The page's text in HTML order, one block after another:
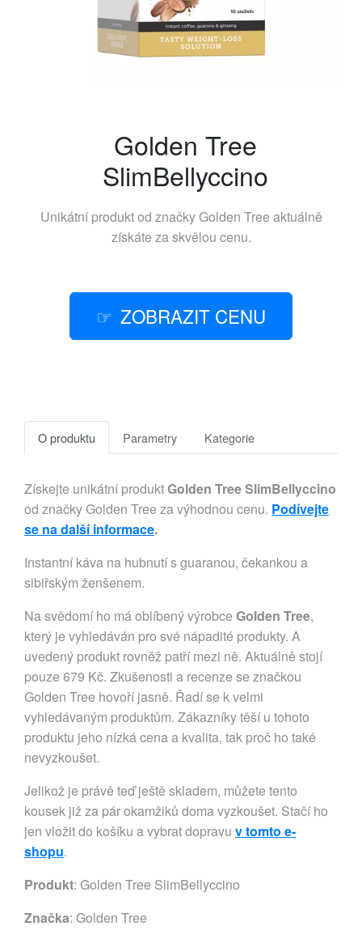
Golden Tree
SlimBellyccino
Unikátní produkt od značkyGolden Tree aktuálně
získáte za skvělou cenu.
ZOBRAZIT CENU
O produktu Parametry Kategorie
Získejte unikátní produktGolden Tree SlimBellyccino
od značky Golden Tree za výhodnou cenu. Podívejte
se na další informace.
Instantní káva na hubnutí s guaranou, čekankou a
sibiřským ženšenem.
Na svědomí ho má oblíbený výrobce Golden Tree,
který je vyhledáván pro své nápadité produkty. A
uvedený produkt rovněž patří mezi ně. Aktuálně stojí
pouze 679 Kč. Zkušenosti a recenze se značkou
Golden Tree hovoří jasně. Řadí se k velmi
vyhledávaným produktům. Zákazníky těší u tohoto
produktu jeho nízká cena a kvalita, tak proč ho také
nevyzkoušet.
Jelikož je právě teď ještě skladem, můžete tento
kousek již za pár okamžiků doma vyzkoušet. Stačí ho
jen vložit do košíku a vybrat dopravu v tomto e-
shopu.
Produkt: Golden Tree SlimBellyccino
Značka: Golden Tree